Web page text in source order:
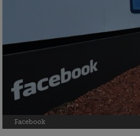
Facebook